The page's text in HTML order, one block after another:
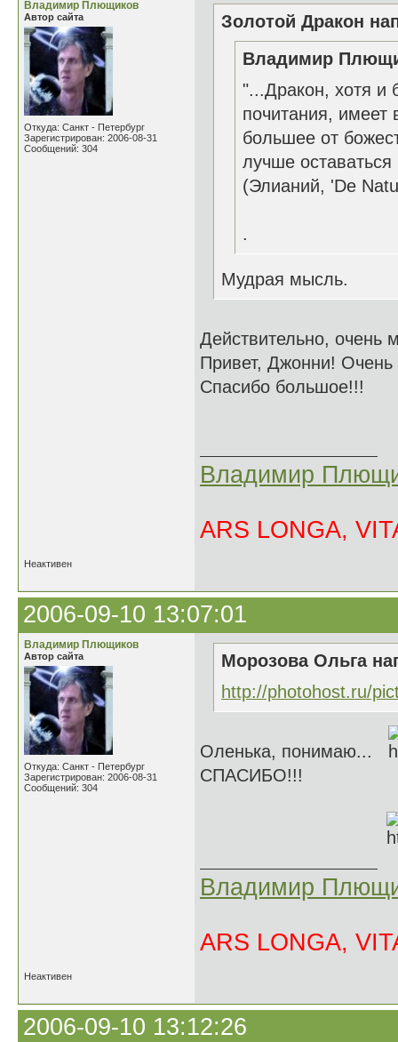
Владимир Плющиков
Автор сайта
Откуда: Санкт - Петербург
Зарегистрирован: 2006-08-31
Сообщений: 304
Золотой Дракон
Владимир
"...Дракон, хотя и
почитания, имеет
большее от
лучше
(Элианий, 'De
.
Мудрая мысль.
Действительно, очень
Привет, Джонни! Очень
Спасибо большое!!!
Владимир
ARS LONGA,
Неактивен
2006-09-10 13:07:01
Владимир Плющиков
Автор сайта
Откуда: Санкт - Петербург
Зарегистрирован: 2006-08-31
Сообщений: 304
Морозова Ольга
http://photohost.ru/
Оленька, понимаю...
СПАСИБО!!!
Владимир
ARS LONGA,
Неактивен
2006-09-10 13:12:26